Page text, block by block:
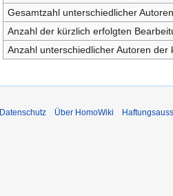
Gesamtzahl unterschiedlicher Autoren
Anzahl der kürzlich erfolgten
Anzahl unterschiedlicher Autoren
Datenschutz Über HomoWiki